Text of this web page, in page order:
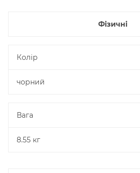
Фізичні
Колір
чорний
Вага
8.55 кг